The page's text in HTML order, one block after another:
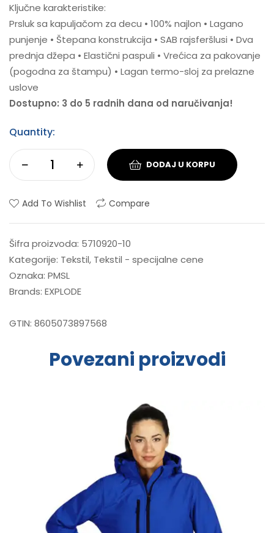
Ključne karakteristike:
Prsluk sa kapuljačom za decu • 100% najlon • Lagano
punjenje • Štepana konstrukcija • SAB rajsferšlusi • Dva
prednja džepa • Elastični paspuli • Vrećica za pakovanje
(pogodna za štampu) • Lagan termo-sloj za prelazne
uslove
Dostupno: 3 do 5 radnih dana od naručivanja!
Quantity:
DODAJ U KORPU
Add To Wishlist Compare
Šifra proizvoda: 5710920-10
Kategorije: Tekstil, Tekstil - specijalne cene
Oznaka: PMSL
Brands: EXPLODE
GTIN: 8605073897568
Povezani proizvodi